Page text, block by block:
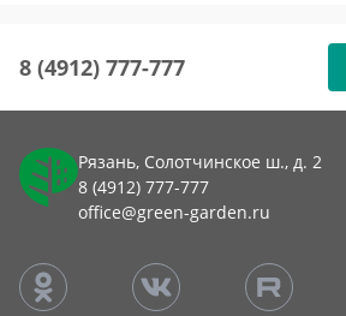
8 (4912) 777-777
Рязань, Солотчинское ш., д. 2
8 (4912) 777-777
office@green-garden.ru